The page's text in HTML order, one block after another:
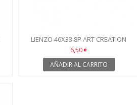
LIENZO 46X33 8P ART CREATION
6,50 €
AÑADIR AL CARRITO